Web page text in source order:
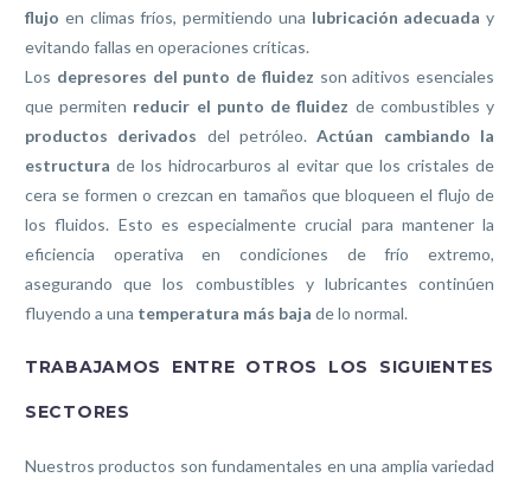
flujo en climas fríos, permitiendo una lubricación adecuada y
evitando fallas en operaciones críticas.
Los depresores del punto de fluidez son aditivos esenciales
que permiten reducir el punto de fluidez de combustibles y
productos derivados del petróleo.Actúan cambiando la
estructura de los hidrocarburos al evitar que los cristales de
cera se formen o crezcan en tamaños que bloqueen el flujo de
los fluidos. Esto es especialmente crucial para mantener la
eficiencia operativa en condiciones de frío extremo,
asegurando que los combustibles y lubricantes continúen
fluyendo a una temperatura más baja de lo normal.
TRABAJAMOS ENTRE OTROS LOS SIGUIENTES
SECTORES
Nuestros productos son fundamentales en una amplia variedad